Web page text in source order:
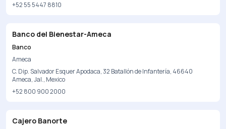
+52 55 5447 8810
Banco del Bienestar-Ameca
Banco
Ameca
C. Dip. Salvador Esquer Apodaca, 32 Batallón de Infantería, 46640
Ameca, Jal., Mexico
+52 800 900 2000
Cajero Banorte